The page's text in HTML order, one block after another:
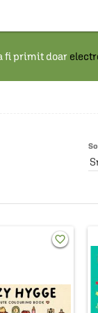
fi primit doar
favorite_border